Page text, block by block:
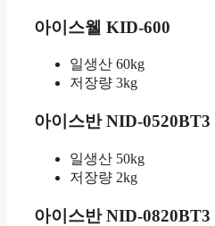
아이스웰 KID-600
일생산 60kg
저장량 3kg
아이스반 NID-0520BT3
일생산 50kg
저장량 2kg
아이스반 NID-0820BT3